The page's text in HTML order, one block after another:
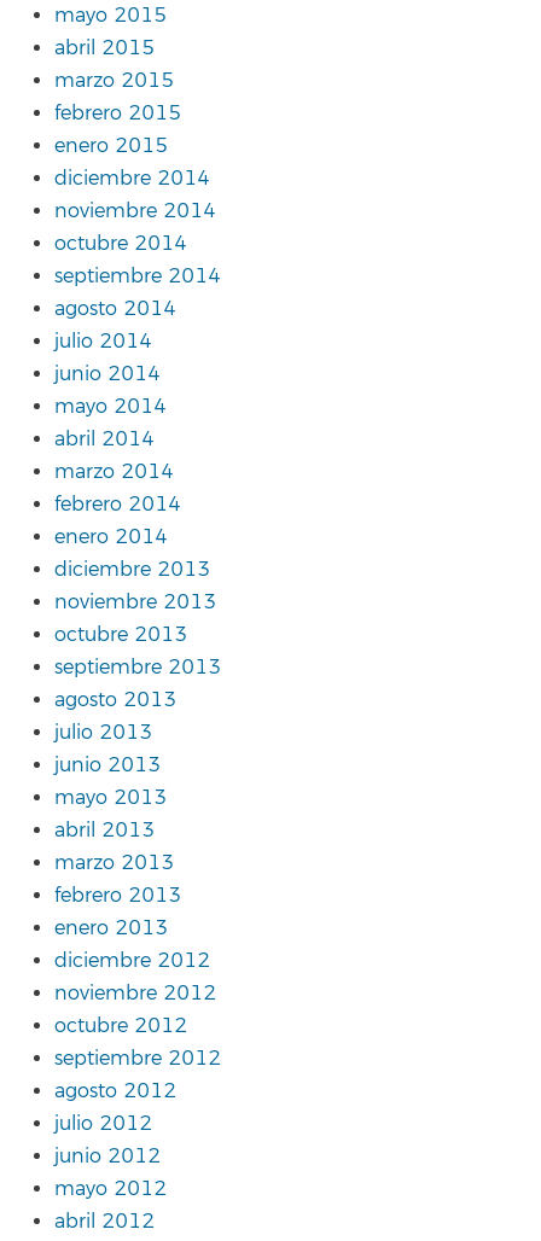
mayo 2015
abril 2015
marzo 2015
febrero 2015
enero 2015
diciembre 2014
noviembre 2014
octubre 2014
septiembre 2014
agosto 2014
julio 2014
junio 2014
mayo 2014
abril 2014
marzo 2014
febrero 2014
enero 2014
diciembre 2013
noviembre 2013
octubre 2013
septiembre 2013
agosto 2013
julio 2013
junio 2013
mayo 2013
abril 2013
marzo 2013
febrero 2013
enero 2013
diciembre 2012
noviembre 2012
octubre 2012
septiembre 2012
agosto 2012
julio 2012
junio 2012
mayo 2012
abril 2012